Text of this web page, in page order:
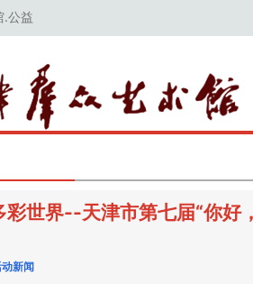
.公益
彩世界--天津市第七届“你好
新闻